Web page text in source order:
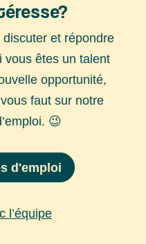
et répondre
vous êtes un talent
opportunité,
faut sur notre
😉
d'emploi
l’équipe